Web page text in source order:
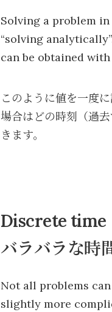
{2}at^2
Solving a problem
“solving
can be obtained
このように値を一度
場合はどの時刻（過
きます。
Discrete time
バラバラな時
Not all problems
slightly more